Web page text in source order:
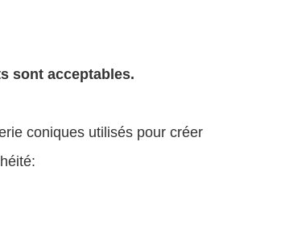
sont acceptables.
coniques utilisés pour créer